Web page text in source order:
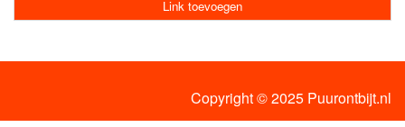
Link toevoegen
Copyright © 2025 Puurontbijt.nl